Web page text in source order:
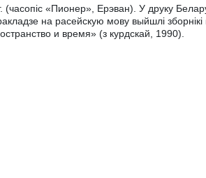
«Пионер», Ерэван). У друку
на расейскую мову выйшлі
и время» (з курдскай, 1990).